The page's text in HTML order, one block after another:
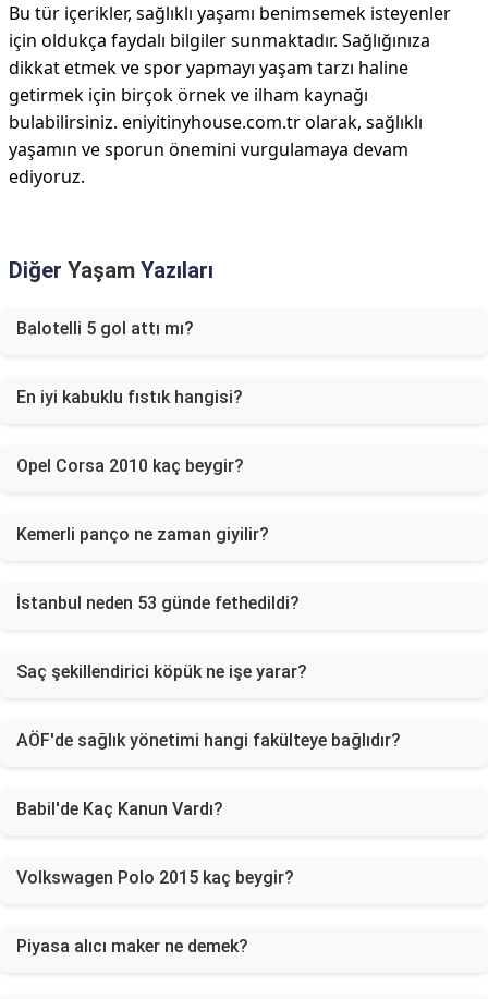
Bu tür içerikler, sağlıklı yaşamı benimsemek isteyenler
için oldukça faydalı bilgiler sunmaktadır. Sağlığınıza
dikkat etmek ve spor yapmayı yaşam tarzı haline
getirmek için birçok örnek ve ilham kaynağı
bulabilirsiniz. eniyitinyhouse.com.tr olarak, sağlıklı
yaşamın ve sporun önemini vurgulamaya devam
ediyoruz.
Diğer Yaşam Yazıları
Balotelli 5 gol attı mı?
En iyi kabuklu fıstık hangisi?
Opel Corsa 2010 kaç beygir?
Kemerli panço ne zaman giyilir?
İstanbul neden 53 günde fethedildi?
Saç şekillendirici köpük ne işe yarar?
AÖF'de sağlık yönetimi hangi fakülteye bağlıdır?
Babil'de Kaç Kanun Vardı?
Volkswagen Polo 2015 kaç beygir?
Piyasa alıcı maker ne demek?